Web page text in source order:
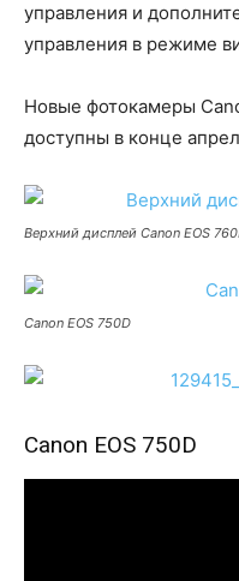
управления и
управления в режиме
Новые фотокамеры
доступны в конце
Верхний дисплей Canon EOS
Canon EOS 750D
Canon EOS 750D